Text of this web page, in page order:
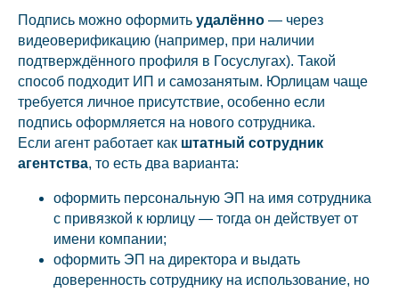
Подпись можно оформить удалённо — через
видеоверификацию (например, при наличии
подтверждённого профиля в Госуслугах). Такой
способ подходит ИП и самозанятым. Юрлицам чаще
требуется личное присутствие, особенно если
подпись оформляется на нового сотрудника.
Если агент работает как штатный сотрудник
агентства, то есть два варианта:
оформить персональную ЭП на имя сотрудника
с привязкой к юрлицу — тогда он действует от
имени компании;
оформить ЭП на директора и выдать
доверенность сотруднику на использование, но